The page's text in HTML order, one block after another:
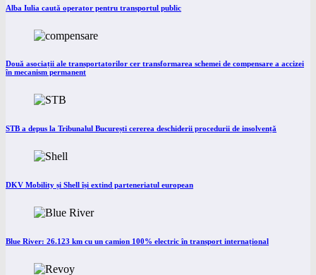
Alba Iulia caută operator pentru transportul public
Două asociații ale transportatorilor cer transformarea schemei de compensare a accizei
în mecanism permanent
STB a depus la Tribunalul București cererea deschiderii procedurii de insolvență
DKV Mobility și Shell își extind parteneriatul european
Blue River: 26.123 km cu un camion 100% electric în transport internațional